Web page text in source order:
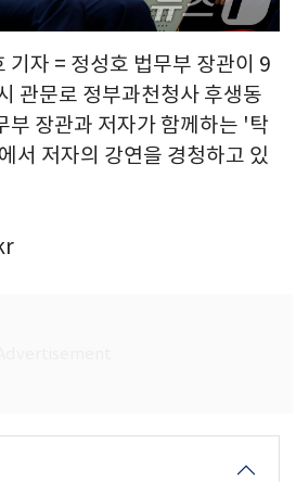
기자 = 정성호 법무부 장관이 9
관문로 정부과천청사 후생동
부 장관과 저자가 함께하는 '탁
서 저자의 강연을 경청하고 있